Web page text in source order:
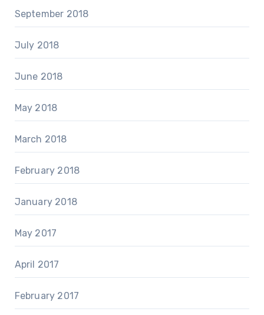
September 2018
July 2018
June 2018
May 2018
March 2018
February 2018
January 2018
May 2017
April 2017
February 2017